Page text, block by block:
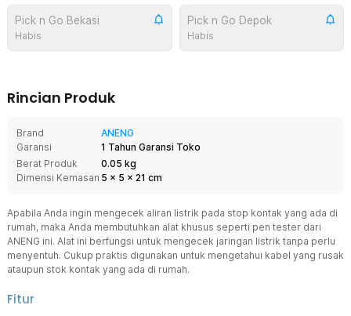
Pick n Go Bekasi
Habis
Pick n Go Depok
Habis
Rincian Produk
Brand
ANENG
Garansi
1 Tahun Garansi Toko
Berat Produk
0.05 kg
Dimensi Kemasan 5 x 5 x 21 cm
Apabila Anda ingin mengecek aliran listrik pada stop kontak yang ada di
rumah, maka Anda membutuhkan alat khusus seperti pen tester dari
ANENG ini. Alat ini berfungsi untuk mengecek jaringan listrik tanpa perlu
menyentuh. Cukup praktis digunakan untuk mengetahui kabel yang rusak
ataupun stok kontak yang ada di rumah.
Fitur